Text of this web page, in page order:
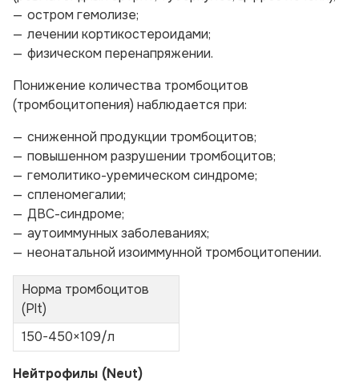
остром гемолизе;
лечении кортикостероидами;
физическом перенапряжении.
Понижение количества тромбоцитов
(тромбоцитопения) наблюдается при:
сниженной продукции тромбоцитов;
повышенном разрушении тромбоцитов;
гемолитико-уремическом синдроме;
спленомегалии;
ДВС-синдроме;
аутоиммунных заболеваниях;
неонатальной изоиммунной тромбоцитопении.
Норма тромбоцитов
(Plt)
150-450×109/л
Нейтрофилы (Neut)